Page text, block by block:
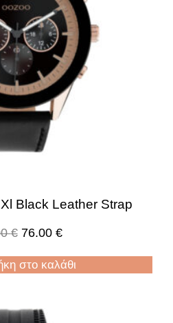
Black Leather Strap
€ 76.00 €
στο καλάθι